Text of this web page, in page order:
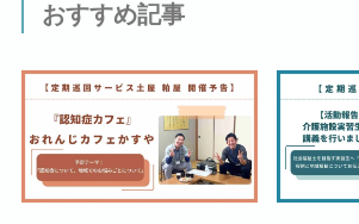
おすすめ記事